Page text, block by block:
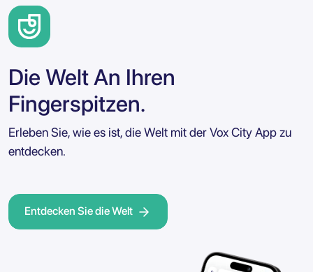
Die Welt An Ihren
Fingerspitzen.
Erleben Sie, wie es ist, die Welt mit der Vox City App zu
entdecken.
Entdecken Sie die Welt